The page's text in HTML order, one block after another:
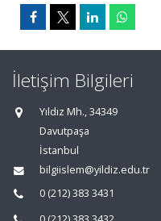
İletişim Bilgileri
Yıldız Mh., 34349
Davutpaşa
İstanbul
bilgiislem@yildiz.edu.tr
0 (212) 383 3431